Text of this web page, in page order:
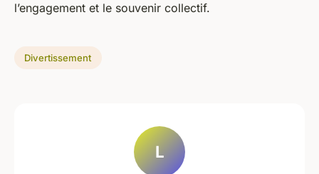
l’engagement et le souvenir collectif.
Divertissement
L